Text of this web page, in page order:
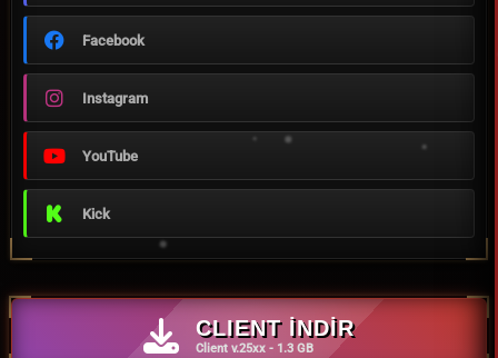
Facebook
Instagram
YouTube
Kick
CLIENT İNDİR
Client v.25xx - 1.3 GB